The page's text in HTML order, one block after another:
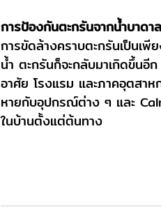
การป้องกันตะกรันจากน้ำบาด
การขัดล้างคราบตะกรันเป็นเพี
น้ำ ตะกรันก็จะกลับมาเกิดขึ้นอี
อาศัย โรงแรม และภาคอุตสาห
หายกับอุปกรณ์ต่าง ๆ และ
ในบ้านตั้งแต่ต้นทาง